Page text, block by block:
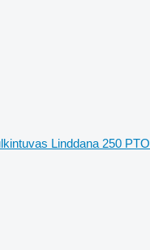
Linddana 250 PTO